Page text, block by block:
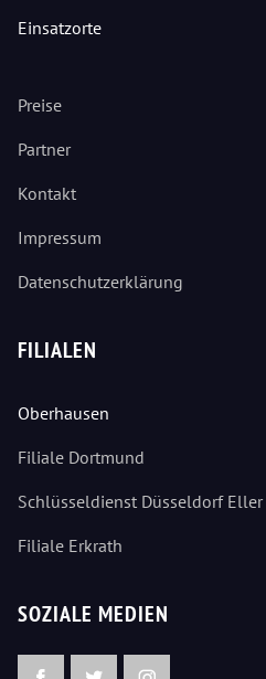
Einsatzorte
Preise
Partner
Kontakt
Impressum
Datenschutzerklärung
FILIALEN
Oberhausen
Filiale Dortmund
Schlüsseldienst Düsseldorf Eller
Filiale Erkrath
SOZIALE MEDIEN